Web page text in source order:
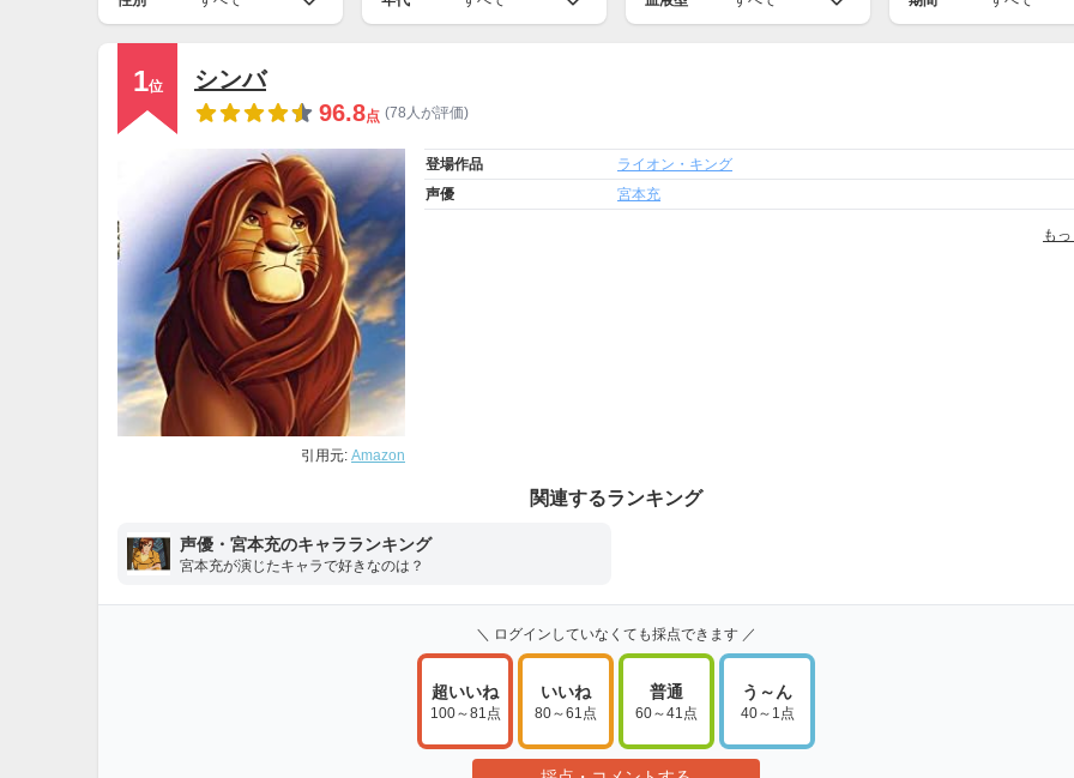
1位
シンバ
96.8点 (78人が評価)
引用元: Amazon
登場作品
ライオン・キング
声優
宮本充
も
関連するランキング
声優・宮本充のキャラランキング
宮本充が演じたキャラで好きなのは？
＼ ログインしていなくても採点できます ／
超いいね
100～81点
いいね
80～61点
普通
60～41点
う～ん
40～1点